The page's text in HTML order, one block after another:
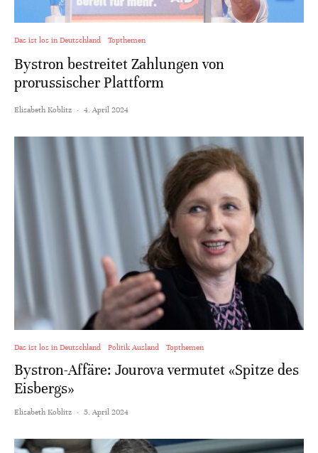
Das ist los in Deutschland Topthemen
Bystron bestreitet Zahlungen von
prorussischer Plattform
Elisabeth Koblitz · 4. April 2024
Das ist los in Deutschland Politik Ausland Topthemen
Bystron-Affäre: Jourova vermutet «Spitze des
Eisbergs»
Elisabeth Koblitz · 5. April 2024